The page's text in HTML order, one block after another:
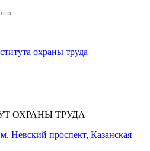
ОХРАНЫ ТРУДА
Невский проспект, Казанская